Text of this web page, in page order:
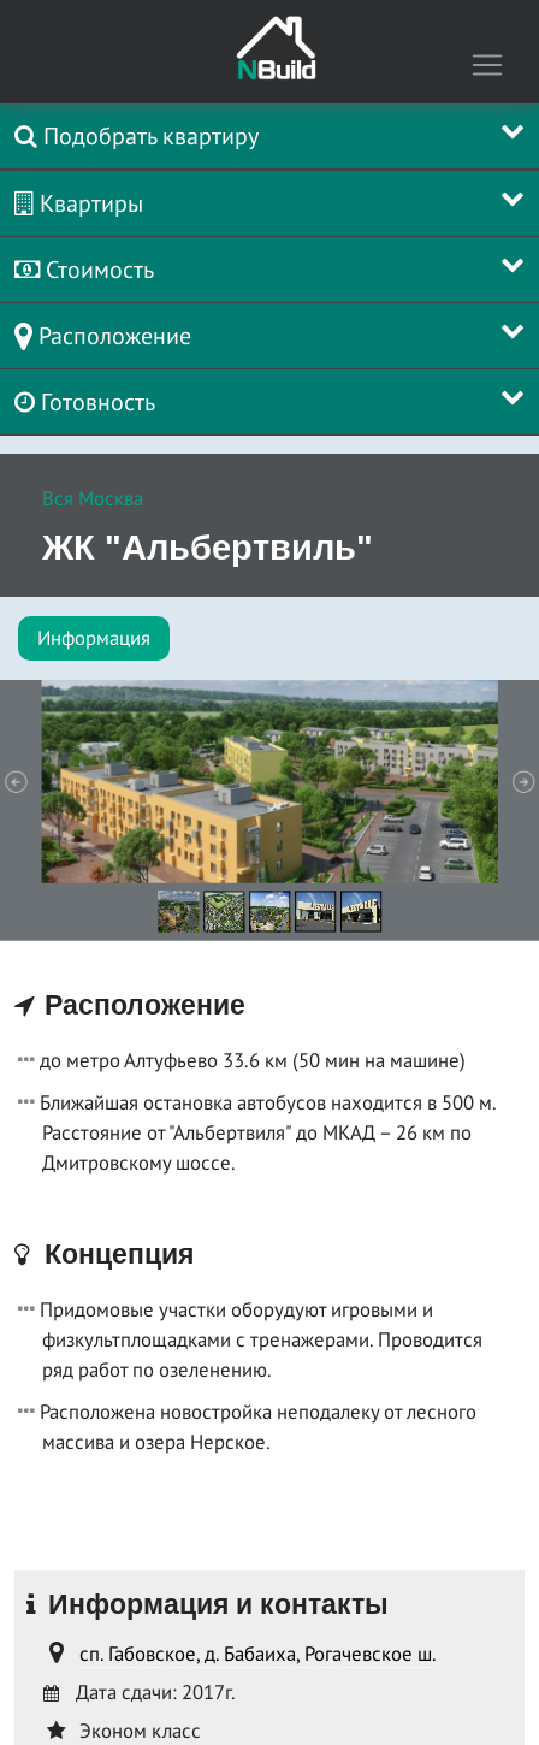
Подобрать квартиру
Квартиры
Стоимость
Расположение
Готовность
Вся Москва
ЖК "Альбертвиль"
Информация
Расположение
до метро Алтуфьево 33.6 км (50 мин на машине)
Ближайшая остановка автобусов находится в 500 м.
Расстояние от "Альбертвиля" до МКАД – 26 км по
Дмитровскому шоссе.
Концепция
Придомовые участки оборудуют игровыми и
физкультплощадками с тренажерами. Проводится
ряд работ по озеленению.
Расположена новостройка неподалеку от лесного
массива и озера Нерское.
Информация и контакты
сп. Габовское, д. Бабаиха, Рогачевское ш.
Дата сдачи: 2017г.
Эконом класс